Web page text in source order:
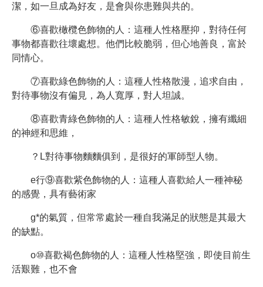
潔，如一旦成為好友，是會與你患難與共的。
⑥喜歡橄欖色飾物的人：這種人性格壓抑，對待任何
事物都喜歡往壞處想。他們比較脆弱，但心地善良，富於
同情心。
⑦喜歡綠色飾物的人：這種人性格散漫，追求自由，
對待事物沒有偏見，為人寬厚，對人坦誠。
⑧喜歡青綠色飾物的人：這種人性格敏銳，擁有纖細
的神經和思維，
？L對待事物麵麵俱到，是很好的軍師型人物。
e行⑨喜歡紫色飾物的人：這種人喜歡給人一種神秘
的感覺，具有藝術家
g*的氣質，但常常處於一種自我滿足的狀態是其最大
的缺點。
o⑩喜歡褐色飾物的人：這種人性格堅強，即使目前生
活艱難，也不會